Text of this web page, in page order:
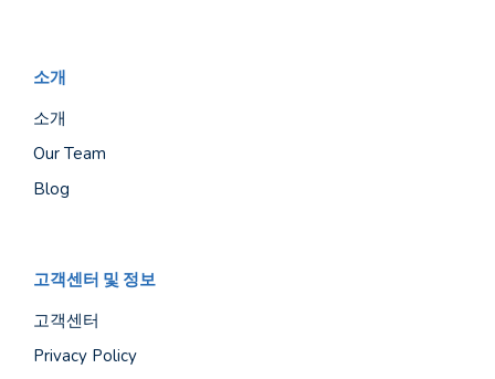
소개
소개
Our Team
Blog
고객센터 및 정보
고객센터
Privacy Policy